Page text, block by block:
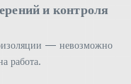
и контроля
— невозможно
работа.